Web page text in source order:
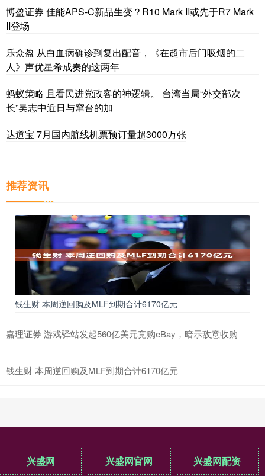
博盈证券 佳能APS-C新品生变？R10 Mark II或先于R7 Mark
II登场
乐众盈 从白血病确诊到复出配音，《在超市后门吸烟的二
人》声优星希成奏的这两年
蚂蚁策略 且看民进党政客的神逻辑。 台湾当局“外交部次
长”吴志中近日与窜台的加
达道宝 7月国内航线机票预订量超3000万张
推荐资讯
钱生财 本周逆回购及MLF到期合计6170亿元
嘉理证券 游戏驿站发起560亿美元竞购eBay，暗示敌意收购
钱生财 本周逆回购及MLF到期合计6170亿元
兴盛网 兴盛网官网 兴盛网配资